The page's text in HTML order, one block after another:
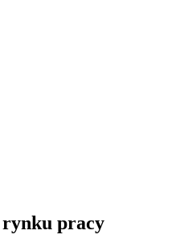
rynku pracy